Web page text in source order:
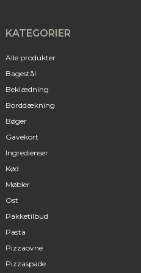
KATEGORIER
Alle produkter
Bagestål
Beklædning
Borddækning
Bøger
Gavekort
Ingredienser
Kød
Møbler
Ost
Pakketilbud
Pasta
Pizzaovne
Pizzaspade